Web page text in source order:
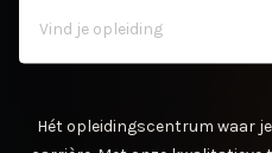
Hét opleidingscentrum waar